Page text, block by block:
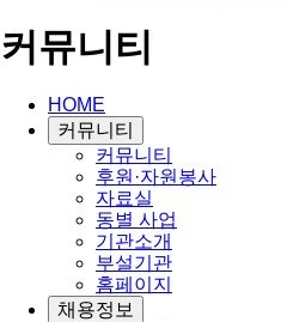
커뮤니티
HOME
커뮤니티
커뮤니티
후원·자원봉사
자료실
동별 사업
기관소개
부설기관
홈페이지
채용정보